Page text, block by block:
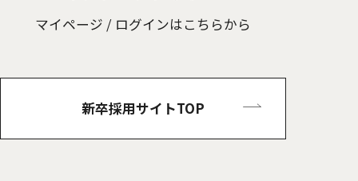
マイページ / ログインはこちらから
新卒採用サイトTOP